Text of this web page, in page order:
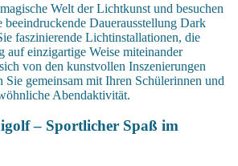
Welt der Lichtkunst und besuchen
beeindruckende Dauerausstellung Dark
faszinierende Lichtinstallationen, die
einzigartige Weise miteinander
von den kunstvollen Inszenierungen
Sie gemeinsam mit Ihren Schülerinnen und
Abendaktivität.
– Sportlicher Spaß im